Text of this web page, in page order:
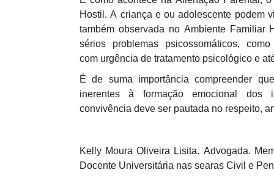
Hostil. A criança e ou adolescente podem
também observada no Ambiente Familiar
sérios problemas psicossomáticos, como
com urgência de tratamento psicológico e
É de suma importância compreender
inerentes à formação emocional dos
convivência deve ser pautada no respeito,
Kelly Moura Oliveira Lisita. Advogada.
Docente Universitária nas searas Civil e